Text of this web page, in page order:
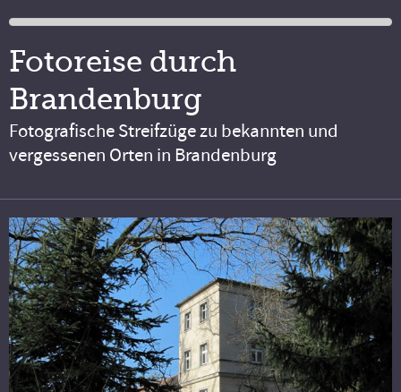
Fotoreise durch
Brandenburg
Fotografische Streifzüge zu bekannten und
vergessenen Orten in Brandenburg